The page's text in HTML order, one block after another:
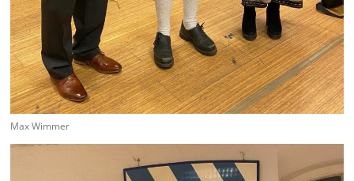
Max Wimmer